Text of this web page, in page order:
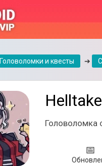
Головоломки и квесты ➔
Головоломка
📅